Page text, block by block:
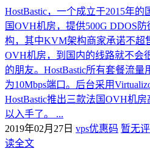
HostBastic，一个成立于2015年
国OVH机房，提供500G DDOS
构，其中KVM架构商家承诺不超
OVH机房，到国内的线路就不会
的朋友。HostBastic所有套餐流量
为10Mbps端口。后台采用
HostBastic推出三款法国OVH机
以入手了。 ...
2019年02月27日 vps优惠码 暂无
读全文